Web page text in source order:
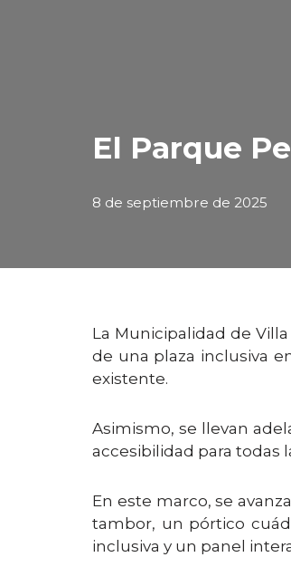
El Parque
8 de septiembre de 2025
La Municipalidad de
de una plaza inclusiva
existente.
Asimismo, se llevan
accesibilidad para todas
En este marco, se
tambor, un pórtico
inclusiva y un panel